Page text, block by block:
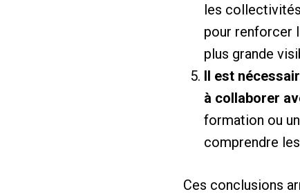
les
pour renforcer
plus grande
Il est
à collaborer
formation ou
comprendre
Ces conclusions